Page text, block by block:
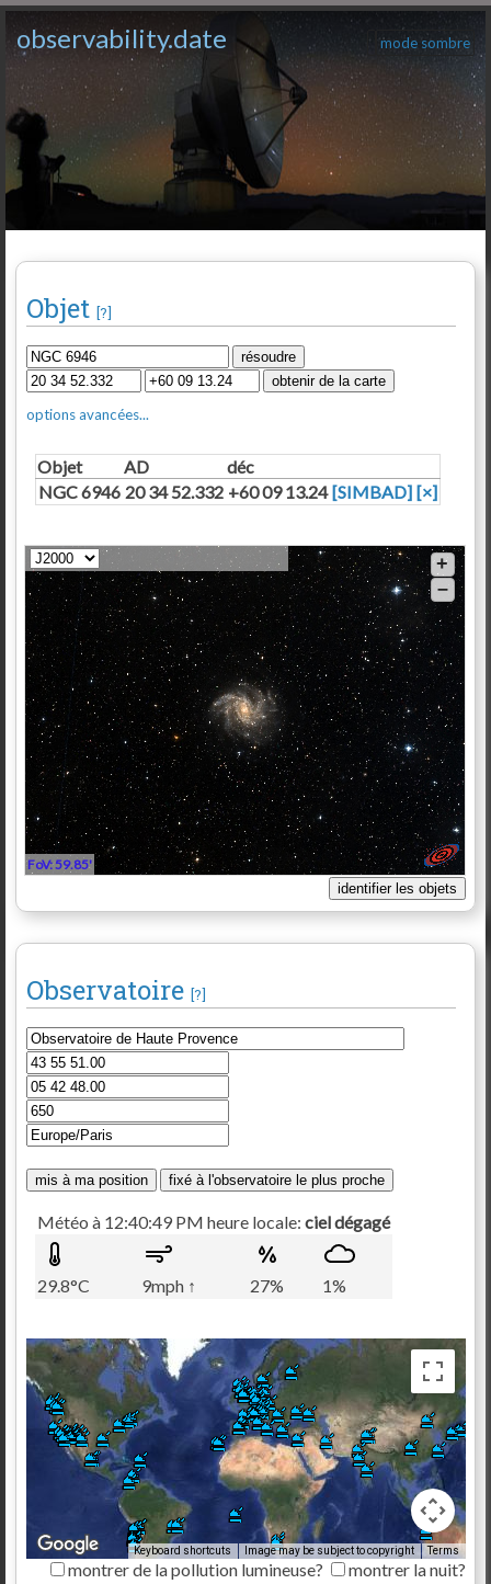
observability.date mode sombre
Objet [?]
options avancées...
Objet AD
déc
NGC 6946 20 34 52.332 +60 09 13.24 [SIMBAD] [×]
20 34 52.332 +60 09 13.24
FoV: 59.85'
+
–
Observatoire [?]
Météo à 12:40:49 PM heure locale: ciel dégagé
29.8°C 9mph ↑ 27% 1%
Keyboard shortcuts Image may be subject to copyright Terms
montrer de la pollution lumineuse? montrer la nuit?